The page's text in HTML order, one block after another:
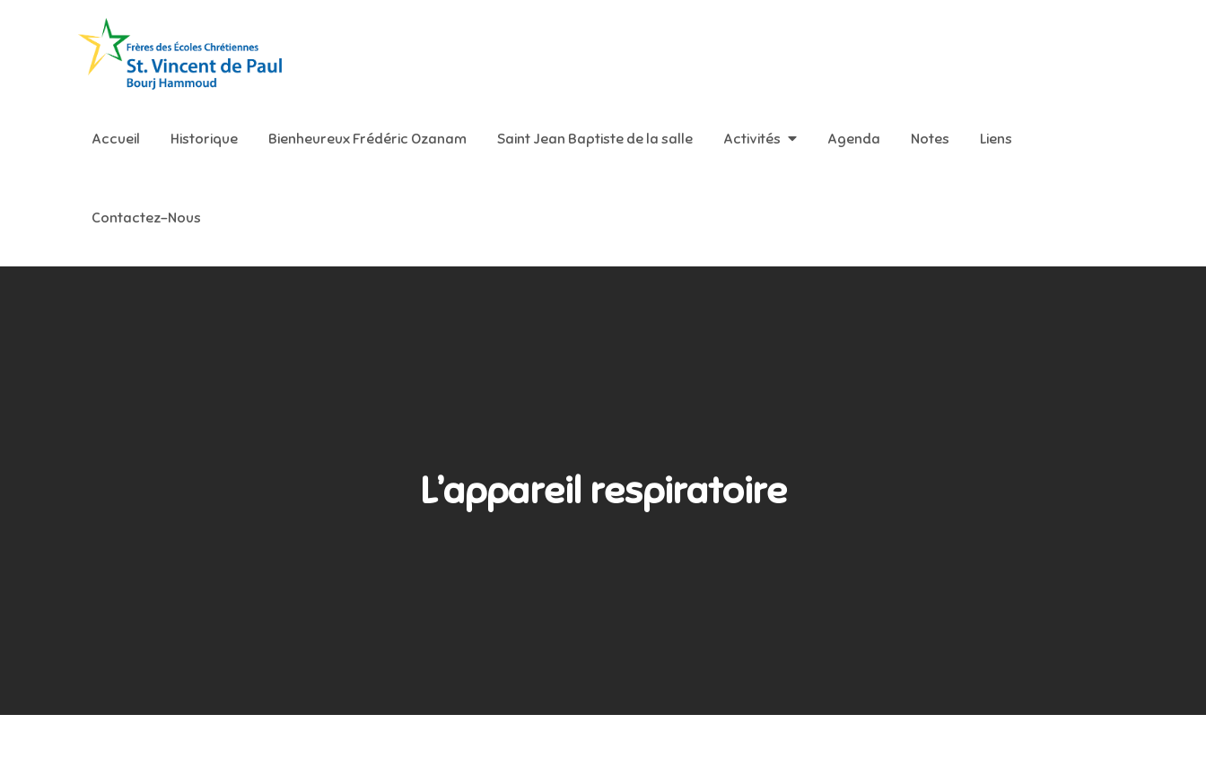
Accueil Historique Bienheureux Frédéric Ozanam Saint Jean Baptiste de la salle Activités Agenda Notes Liens
Contactez-Nous
L’appareil respiratoire